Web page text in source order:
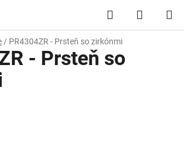
Hľadať
KOŠÍK
/ PR4304ZR - Prsteň so zirkónmi
- Prsteň so